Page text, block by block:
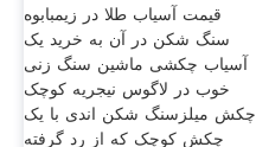
قیمت آسیاب طلا در زیمبابوه
سنگ شکن در آن به خرید یک
آسیاب چکشی ماشین سنگ زنی
خوب در لاگوس نیجریه کوچک
چکش میلزسنگ شکن اندی با یک
چکش کوچک که از رد گرفته